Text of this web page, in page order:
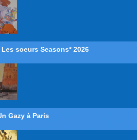
Les soeurs Seasons* 2026
Gazy à Paris